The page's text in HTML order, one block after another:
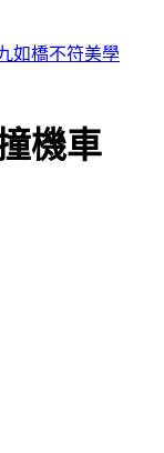
發聲：往我嘴裡
機車